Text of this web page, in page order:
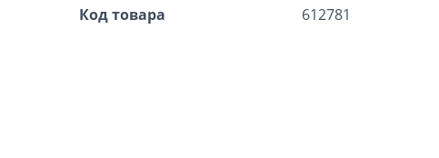
Код товара 612781